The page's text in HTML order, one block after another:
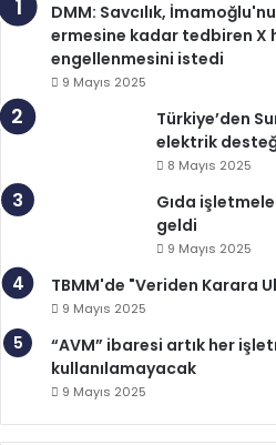
DMM: Savcılık,
ermesine kadar tedbiren X
engellenmesini istedi
9 Mayıs 2025
Türkiye’den
elektrik
8 Mayıs 2025
Gıda
geldi
9 Mayıs 2025
TBMM'de "Veriden Karara
9 Mayıs 2025
“AVM” ibaresi artık her
kullanılamayacak
9 Mayıs 2025